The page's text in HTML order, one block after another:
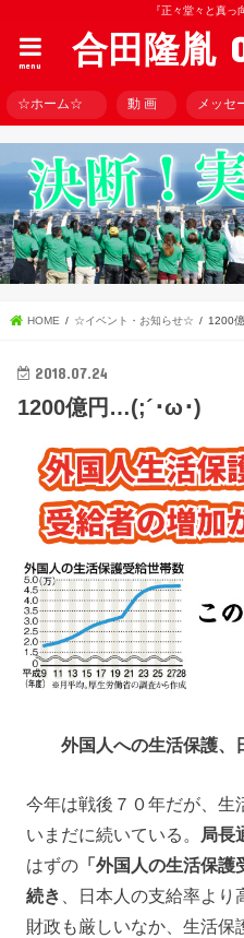
『正々堂々と真っ
合田隆胤
menu
☆ホーム☆ 動 画 メッセ
HOME ☆イベント・お知らせ☆ 1200
2018.07.24
1200億円…(;´･ω･)
外国人への生活保護
今年は戦後７０年だが、生
いまだに続いている。
局長
はずの 「外国人の生活保護
続き
、日本人の支給率よ
財政も厳しいなか、生活保